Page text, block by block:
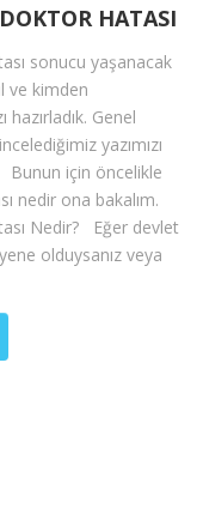
HATASI
sonucu yaşanacak
ve kimden
Genel
yazımızı
Bunun için öncelikle
nedir ona bakalım.
Nedir? Eğer devlet
olduysanız veya